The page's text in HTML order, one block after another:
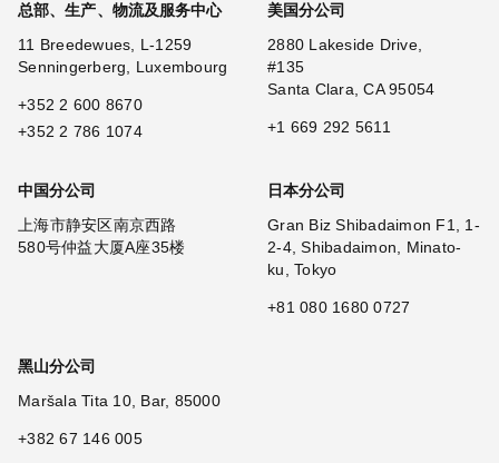
总部、生产、物流及服务中心
11 Breedewues, L-1259
Senningerberg, Luxembourg
+352 2 600 8670
+352 2 786 1074
美国分公司
2880 Lakeside Drive,
#135
Santa Clara, CA 95054
+1 669 292 5611
中国分公司
上海市静安区南京西路
580号仲益大厦A座35楼
日本分公司
Gran Biz Shibadaimon F1, 1-
2-4, Shibadaimon, Minato-
ku, Tokyo
+81 080 1680 0727
黑山分公司
Maršala Tita 10, Bar, 85000
+382 67 146 005